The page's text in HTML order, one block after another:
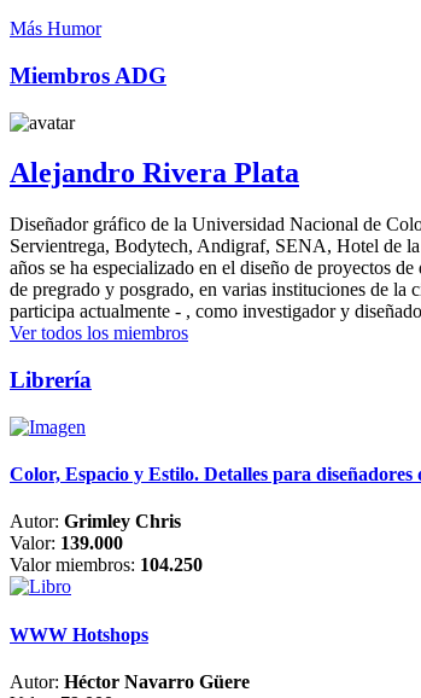
Más Humor
Miembros ADG
Alejandro Rivera Plata
Diseñador gráfico de la Universidad Nacional de
Servientrega, Bodytech, Andigraf, SENA, Hotel de
años se ha especializado en el diseño de proyectos
de pregrado y posgrado, en varias instituciones de
participa actualmente - , como investigador y
Ver todos los miembros
Librería
Color, Espacio y Estilo. Detalles para diseñadores
Autor: Grimley Chris
Valor: 139.000
Valor miembros: 104.250
WWW Hotshops
Autor: Héctor Navarro Güere